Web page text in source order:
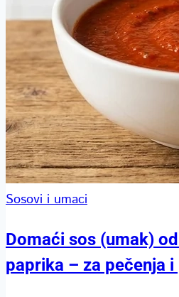
Sosovi i umaci
Domaći sos (umak)
paprika – za pečenja i